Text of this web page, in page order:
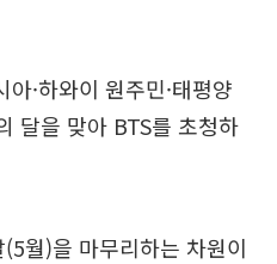
·하와이 원주민·태평양
달을 맞아 BTS를 초청하
월)을 마무리하는 차원이